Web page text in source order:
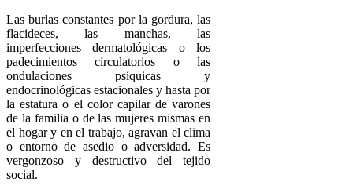
Las burlas constantes por la gordura, las
flacideces, las manchas, las
imperfecciones dermatológicas o los
padecimientos circulatorios o las
ondulaciones psíquicas y
endocrinológicas estacionales y hasta por
la estatura o el color capilar de varones
de la familia o de las mujeres mismas en
el hogar y en el trabajo, agravan el clima
o entorno de asedio o adversidad. Es
vergonzoso y destructivo del tejido
social.